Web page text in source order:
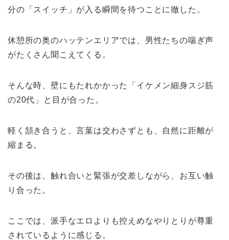
分の「スイッチ」が入る瞬間を待つことに徹した。
休憩所の奥のハッテンエリアでは、男性たちの喘ぎ声
がたくさん聞こえてくる。
そんな時、壁にもたれかかった「イケメン細身スジ筋
の20代」と目が合った。
軽く頷き合うと、言葉は交わさずとも、自然に距離が
縮まる。
その後は、触れ合いと緊張が交差しながら、お互い触
り合った。
ここでは、派手なエロよりも控えめなやりとりが尊重
されているように感じる。